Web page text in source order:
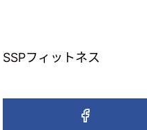
SSPフィットネス